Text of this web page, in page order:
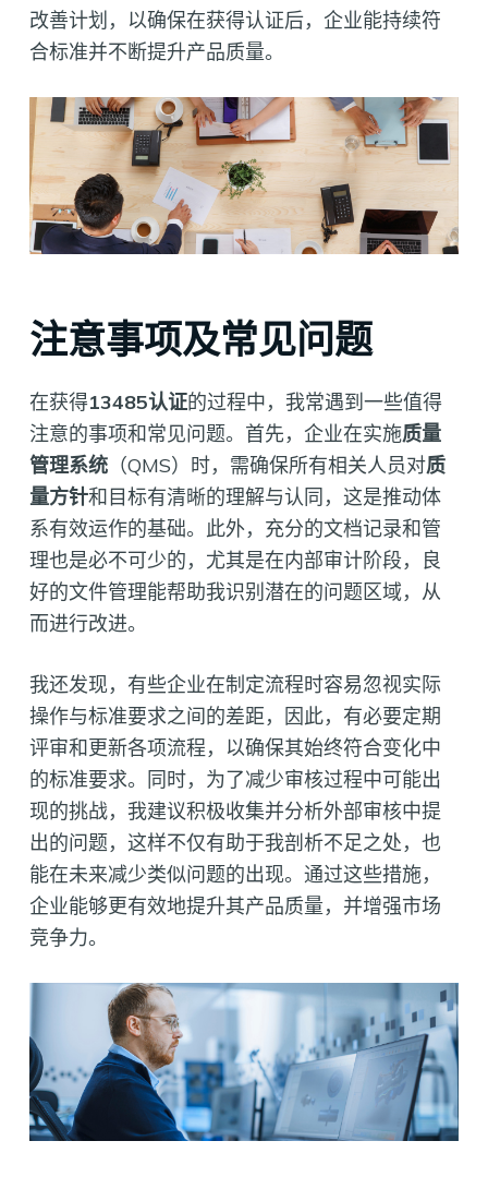
改善计划，以确保在获得认证后，企业能持续符
合标准并不断提升产品质量。
注意事项及常见问题
在获得13485认证的过程中，我常遇到一些值得
注意的事项和常见问题。首先，企业在实施质量
管理系统（QMS）时，需确保所有相关人员对质
量方针和目标有清晰的理解与认同，这是推动体
系有效运作的基础。此外，充分的文档记录和管
理也是必不可少的，尤其是在内部审计阶段，良
好的文件管理能帮助我识别潜在的问题区域，从
而进行改进。
我还发现，有些企业在制定流程时容易忽视实际
操作与标准要求之间的差距，因此，有必要定期
评审和更新各项流程，以确保其始终符合变化中
的标准要求。同时，为了减少审核过程中可能出
现的挑战，我建议积极收集并分析外部审核中提
出的问题，这样不仅有助于我剖析不足之处，也
能在未来减少类似问题的出现。通过这些措施，
企业能够更有效地提升其产品质量，并增强市场
竞争力。